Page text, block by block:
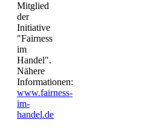
Mitglied
der
Initiative
"Fairness
im
Handel".
Nähere
Informationen:
www.fairness-
im-
handel.de